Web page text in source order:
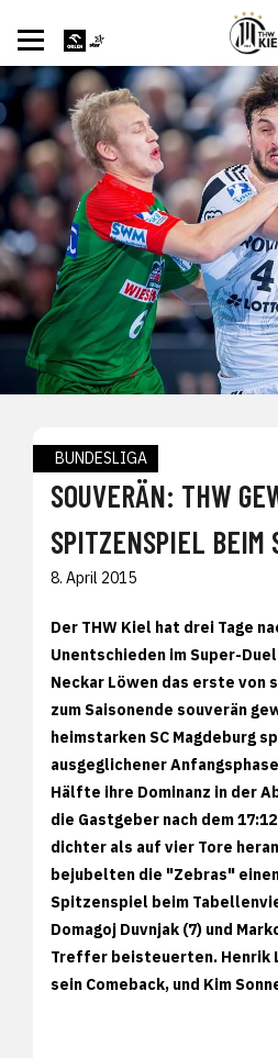
BUNDESLIGA
SOUVERÄN: THW
SPITZENSPIEL BEIM
8. April 2015
Der THW Kiel hat drei Tage
Unentschieden im Super-
Neckar Löwen das erste von
zum Saisonende souverän
heimstarken SC Magdeburg
ausgeglichener
Hälfte ihre Dominanz in der
die Gastgeber nach dem
dichter als auf vier Tore
bejubelten die "Zebras"
Spitzenspiel beim
Domagoj Duvnjak (7) und
Treffer beisteuerten. Henrik
sein Comeback, und Kim